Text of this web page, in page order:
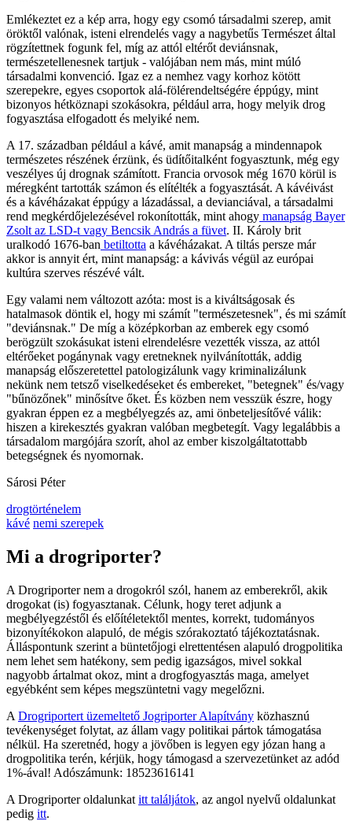
Emlékeztet ez a kép arra, hogy egy csomó társadalmi szerep, amit
öröktől valónak, isteni elrendelés vagy a nagybetűs Természet által
rögzítettnek fogunk fel, míg az attól eltérőt deviánsnak,
természetellenesnek tartjuk - valójában nem más, mint múló
társadalmi konvenció. Igaz ez a nemhez vagy korhoz kötött
szerepekre, egyes csoportok alá-fölérendeltségére éppúgy, mint
bizonyos hétköznapi szokásokra, például arra, hogy melyik drog
fogyasztása elfogadott és melyiké nem.
A 17. században például a kávé, amit manapság a mindennapok
természetes részének érzünk, és üdítőitalként fogyasztunk, még egy
veszélyes új drognak számított. Francia orvosok még 1670 körül is
méregként tartották számon és elítélték a fogyasztását. A kávéivást
és a kávéházakat éppúgy a lázadással, a devianciával, a társadalmi
rend megkérdőjelezésével rokonították, mint ahogy manapság Bayer
Zsolt az LSD-t vagy Bencsik András a füvet. II. Károly brit
uralkodó 1676-ban betiltotta a kávéházakat. A tiltás persze már
akkor is annyit ért, mint manapság: a kávivás végül az európai
kultúra szerves részévé vált.
Egy valami nem változott azóta: most is a kiváltságosak és
hatalmasok döntik el, hogy mi számít "természetesnek", és mi számít
"deviánsnak." De míg a középkorban az emberek egy csomó
berögzült szokásukat isteni elrendelésre vezették vissza, az attól
eltérőeket pogánynak vagy eretneknek nyilvánították, addig
manapság előszeretettel patologizálunk vagy kriminalizálunk
nekünk nem tetsző viselkedéseket és embereket, "betegnek" és/vagy
"bűnözőnek" minősítve őket. És közben nem vesszük észre, hogy
gyakran éppen ez a megbélyegzés az, ami önbeteljesítővé válik:
hiszen a kirekesztés gyakran valóban megbetegít. Vagy legalábbis a
társadalom margójára szorít, ahol az ember kiszolgáltatottabb
betegségnek és nyomornak.
Sárosi Péter
drogtörténelem
kávé nemi szerepek
Mi a drogriporter?
A Drogriporter nem a drogokról szól, hanem az emberekről, akik
drogokat (is) fogyasztanak. Célunk, hogy teret adjunk a
megbélyegzéstől és előítéletektől mentes, korrekt, tudományos
bizonyítékokon alapuló, de mégis szórakoztató tájékoztatásnak.
Álláspontunk szerint a büntetőjogi elrettentésen alapuló drogpolitika
nem lehet sem hatékony, sem pedig igazságos, mivel sokkal
nagyobb ártalmat okoz, mint a drogfogyasztás maga, amelyet
egyébként sem képes megszüntetni vagy megelőzni.
A Drogriportert üzemeltető Jogriporter Alapítvány közhasznú
tevékenységet folytat, az állam vagy politikai pártok támogatása
nélkül. Ha szeretnéd, hogy a jövőben is legyen egy józan hang a
drogpolitika terén, kérjük, hogy támogasd a szervezetünket az adód
1%-ával! Adószámunk: 18523616141
A Drogriporter oldalunkat itt találjátok, az angol nyelvű oldalunkat
pedig itt.